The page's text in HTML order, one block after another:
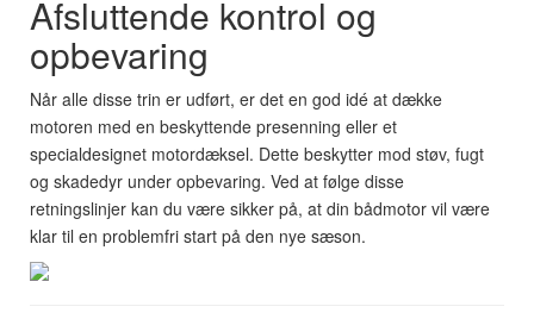
Afsluttende kontrol og
opbevaring
Når alle disse trin er udført, er det en god idé at dække
motoren med en beskyttende presenning eller et
specialdesignet motordæksel. Dette beskytter mod støv, fugt
og skadedyr under opbevaring. Ved at følge disse
retningslinjer kan du være sikker på, at din bådmotor vil være
klar til en problemfri start på den nye sæson.